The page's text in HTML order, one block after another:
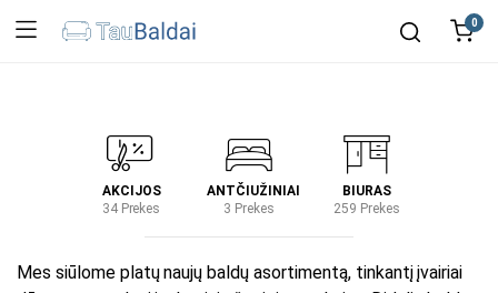
0
AKCIJOS
34 Prekes
ANTČIUŽINIAI
3 Prekes
BIURAS
259 Prekes
Mes siūlome platų naujų baldų asortimentą, tinkantį įvairiai